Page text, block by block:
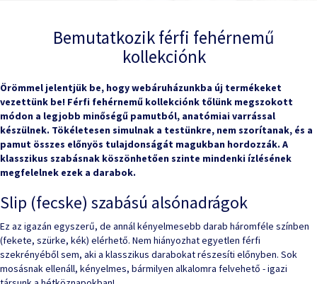
Bemutatkozik férfi fehérnemű
kollekciónk
Örömmel jelentjük be, hogy webáruházunkba új termékeket
vezettünk be! Férfi fehérnemű kollekciónk tőlünk megszokott
módon a legjobb minőségű pamutból, anatómiai varrással
készülnek. Tökéletesen simulnak a testünkre, nem szorítanak, és a
pamut összes előnyös tulajdonságát magukban hordozzák. A
klasszikus szabásnak köszönhetően szinte mindenki ízlésének
megfelelnek ezek a darabok.
Slip (fecske) szabású alsónadrágok
Ez az igazán egyszerű, de annál kényelmesebb darab háromféle színben
(fekete, szürke, kék) elérhető. Nem hiányozhat egyetlen férfi
szekrényéből sem, aki a klasszikus darabokat részesíti előnyben. Sok
mosásnak ellenáll, kényelmes, bármilyen alkalomra felvehető - igazi